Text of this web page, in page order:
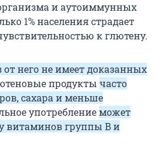
и аутоиммунных
1% населения страдает
к глютену.
от него не имеет доказанных
продукты часто
сахара и меньше
употреблениеможет
витаминов группы B и